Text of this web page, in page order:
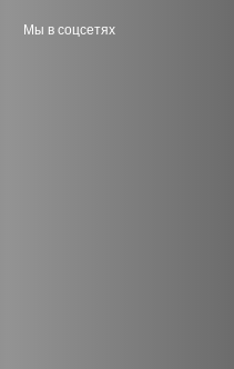
Мы в соцсетях